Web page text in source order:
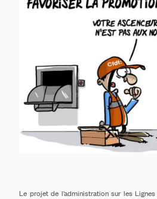
Linkedin
Facebook
Threads
Bluesky
email
Le projet de l’administration sur les